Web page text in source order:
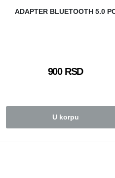
ADAPTER BLUETOOTH 5.0
900 RSD
U korpu